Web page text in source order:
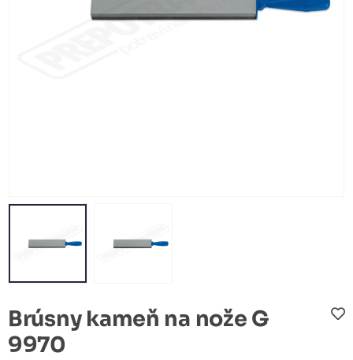
Brúsny kameň na nože G
9970